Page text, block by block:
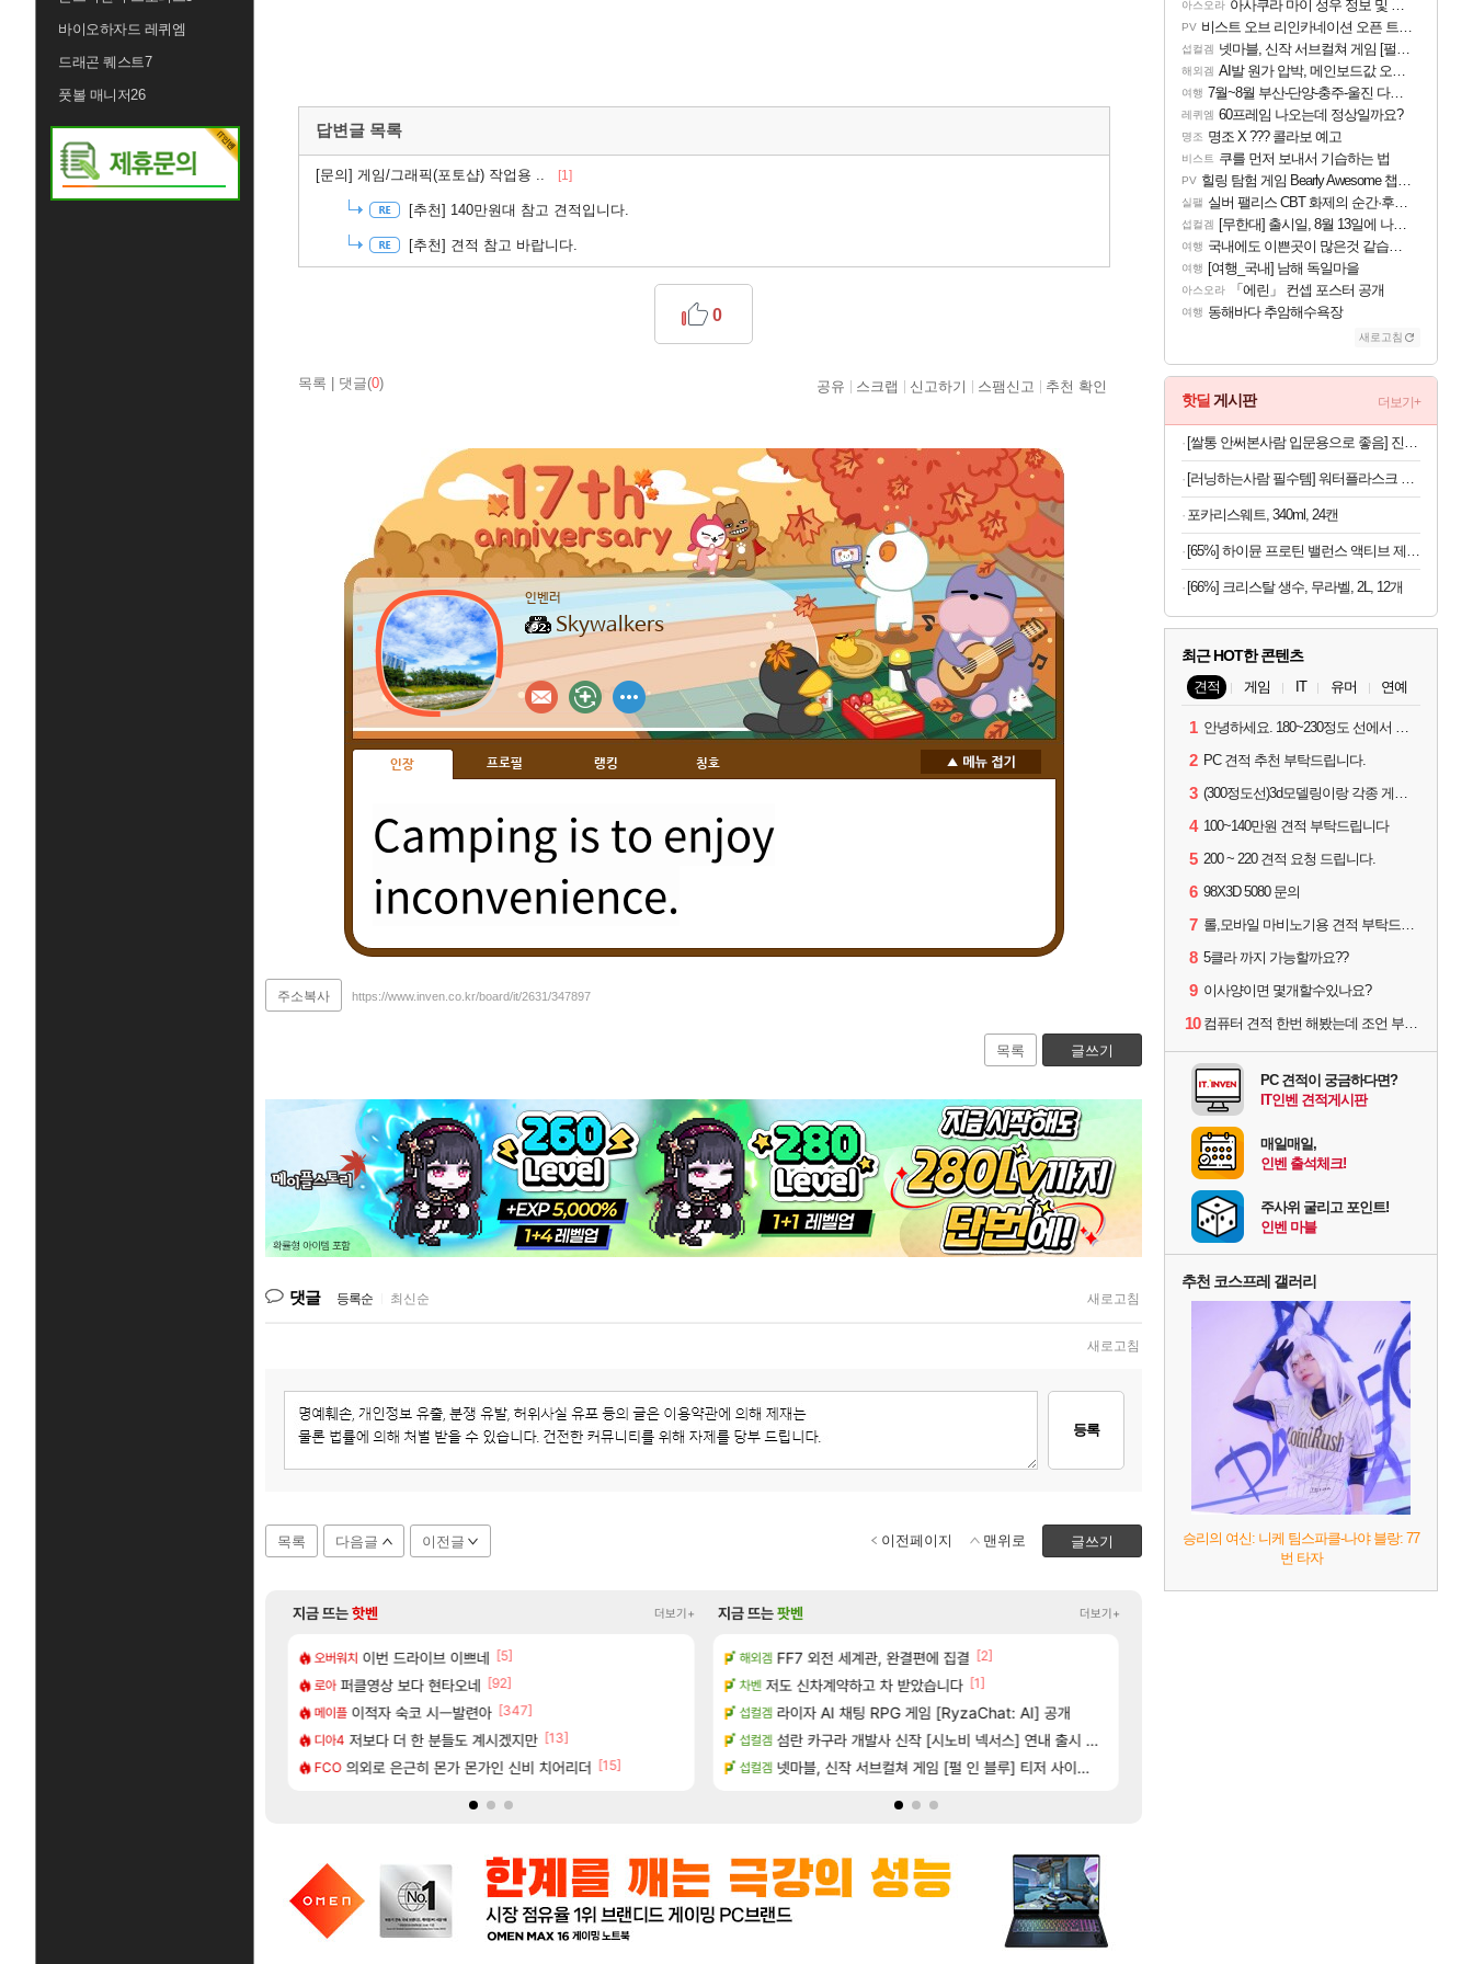
바이오하자드 레퀴엠
드래곤 퀘스트7
풋볼 매니저26
답변글 목록
[문의] 게임/그래픽(포토샵) 작업용 .. [1]
[추천] 140만원대 참고 견적입니다.
[추천] 견적 참고 바랍니다.
목록 댓글(0)
0
공유 스크랩 신고하기 스팸신고 추천 확인
인벤러
Skywalkers
인장 프로필 랭킹 칭호
Camping is to enjoy
inconvenience.
주소복사 https://www.inven.co.kr/board/it/2631/347897
목록 글쓰기
댓글 등록순 최신순 새로고침
새로고침
등록
목록 다음글 이전글 글쓰기
이전페이지 맨위로
지금 뜨는핫벤 더보기+
오버워치 이번 드라이브 이쁘네 [5]
로아 퍼클영상 보다 현타오네 [92]
메이플 이적자 숙코 시ㅡ발련아 [347]
디아4 저보다 더 한 분들도 계시겠지만 [13]
FCO 의외로 은근히 몬가 몬가인 신비 치어리더 [15]
디아4 (15시즌PTR) 악마술사 5경이 뜨네요
메이플 빵 가격이 24500원 이라길래 결제 취소하고 나왔다
로아 너넨 대난 함부로 가지 마라.. [45]
디아4 Ptr신규무기 인검이라길래 뭔가했는데 [5]
메이플 게이머라면 필수로 알아야 할 것 [115]
지금 뜨는팟벤 더보기+
여행 7년만에 가족여행을 다녀왔습니다.
아스오라 「에린」 컨셉 포스터 공개
비스트 쿠를 먼저 보내서 기습하는 법
리싱크드 리싱크드 1.06 패치노트 (8/5)
비스트 비스트 오브 리인카네이션 정보/공략글 모음
해외겜 FF7 외전 세계관, 완결편에 집결 [2]
차벤 저도 신차계약하고 차 받았습니다 [1]
섭컬겜 라이자 AI 채팅 RPG 게임 [RyzaChat: AI] 공개
섭컬겜 섬란 카구라 개발사 신작 [시노비 넥서스] 연내 출시 예정
섭컬겜 넷마블, 신작 서브컬쳐 게임 [펄 인 블루] 티저 사이트 오픈
아스오라 아사쿠라 마이 성우 정보 및 주요 필모
PV 비스트 오브 리인카네이션 오픈 트레일러
섭컬겜 넷마블, 신작 서브컬쳐 게임 [펄 인 블루] 티저 사이트 오픈
해외겜 AI발 원가 압박, 메인보드값 오르나
여행 7월~8월 부산-단양-충주-울진 다녀왔어요~
레퀴엠 60프레임 나오는데 정상일까요?
명조 명조 X ??? 콜라보 예고
비스트 쿠를 먼저 보내서 기습하는 법
PV 힐링 탐험 게임 Bearly Awesome 챕터 1 트레일러
실팰 실버 팰리스 CBT 화제의 순간·후기 모음
섭컬겜 [무한대] 출시일, 8월 13일에 나오나
여행 국내에도 이쁜곳이 많은것 같습니다
여행 [여행_국내] 남해 독일마을
아스오라 「에린」 컨셉 포스터 공개
여행 동해바다 추암해수욕장
새로고침
핫딜 게시판 더보기+
[쌀통 안써본사람 입문용으로 좋음] 진공 밀폐 쌀통 10kg
[러닝하는사람 필수템] 워터플라스크 500ml x 2개
포카리스웨트, 340ml, 24캔
[65%] 하이뮨 프로틴 밸런스 액티브 제로, 밀크쉐이크, 250ml, 18개
[66%] 크리스탈 생수, 무라벨, 2L, 12개
최근 HOT한 콘텐츠
견적 게임 IT 유머 연예
1 안녕하세요. 180~230정도 선에서 잡고싶습니다.
2 PC 견적 추천 부탁드립니다.
3 (300정도선)3d모델링이랑 각종 게임을 하는데 견적부탁드립니다!300정도선
4 100~140만원 견적 부탁드립니다
5 200 ~ 220 견적 요청 드립니다.
6 98X3D 5080 문의
7 롤,모바일 마비노기용 견적 부탁드립니다(예산150으로 수정)
8 5클라 까지 가능할까요??
9 이사양이면 몇개할수있나요?
10 컴퓨터 견적 한번 해봤는데 조언 부탁드립니다
PC 견적이 궁금하다면?
IT인벤 견적게시판
매일매일,
인벤 출석체크!
주사위 굴리고 포인트!
인벤 마블
추천 코스프레 갤러리
승리의 여신: 니케 팀스파클-나야 블랑: 77
번 타자